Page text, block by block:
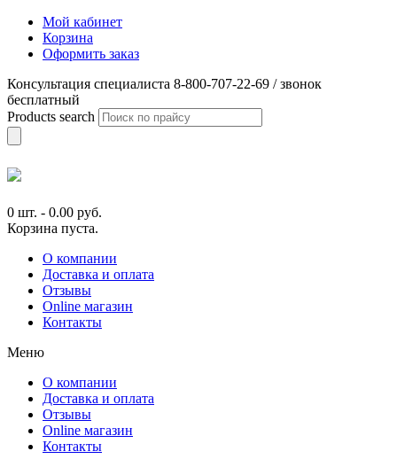
Мой кабинет
Корзина
Оформить заказ
Консультация специалиста 8-800-707-22-69 / звонок
бесплатный
Products search
0 шт. - 0.00 руб.
Корзина пуста.
О компании
Доставка и оплата
Отзывы
Online магазин
Контакты
Меню
О компании
Доставка и оплата
Отзывы
Online магазин
Контакты